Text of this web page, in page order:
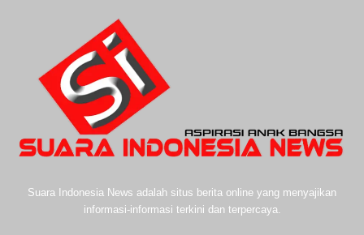
Suara Indonesia News adalah situs berita online yang menyajikan
informasi-informasi terkini dan terpercaya.